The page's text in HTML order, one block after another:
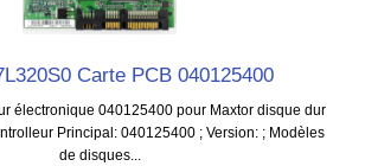
Carte PCB 040125400
électronique 040125400 pour Maxtor disque dur
Principal: 040125400 ; Version: ; Modèles
de disques...